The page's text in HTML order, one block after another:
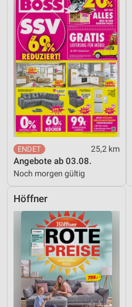
25,2 km
Angebote ab 03.08.
Noch morgen gültig
Höffner